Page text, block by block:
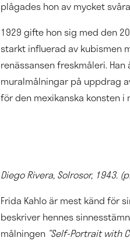
plågades hon av mycket
1929 gifte hon sig med den
starkt influerad av kubismen
renässansen freskmåleri.
muralmålningar på uppdrag
för den mexikanska konsten i
Diego Rivera, Solrosor, 1943.
Frida Kahlo är mest känd för
beskriver hennes
målningen ”Self-Portrait with